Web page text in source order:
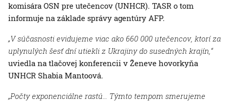
komisára OSN pre utečencov (UNHCR). TASR o tom
informuje na základe správy agentúry AFP.
„V súčasnosti evidujeme viac ako 660 000 utečencov, ktorí za
uplynulých šesť dní utiekli z Ukrajiny do susedných krajín,“
uviedla na tlačovej konferencii v Ženeve hovorkyňa
UNHCR Shabia Mantoová.
„Počty exponenciálne rastú… Týmto tempom smerujeme